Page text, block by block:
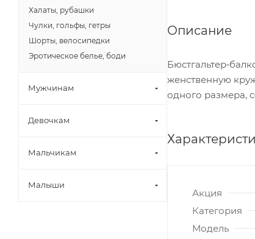
Описание
женственную
одного размера,
Акция
Категория
Модель
Халаты, рубашки
Чулки, гольфы, гетры
Шорты, велосипедки
Эротическое белье, боди
Мужчинам
Девочкам
Мальчикам
Малыши